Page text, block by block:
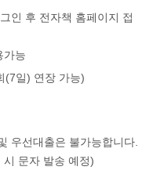
인 후 전자책 홈페이지 접
가능
(7일) 연장 가능)
우선대출은 불가능합니다.
문자 발송 예정)